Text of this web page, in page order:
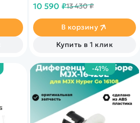
коллекторный двигатель RC
ESC 03018. Шипованные
грунтовые покрышки
обеспечивают отличное
сцепление с дорогой. Цвет
жёлтым.
10 590 ₽13 430 ₽
В корзину
Купить в 1 клик
-41%